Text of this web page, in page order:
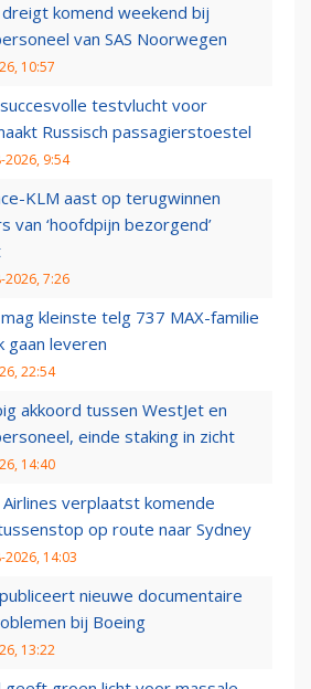
dreigt komend weekend bij
van SAS Noorwegen
10:57
testvlucht voor
Russisch passagierstoestel
2026, 9:54
KLM aast op terugwinnen
van ‘hoofdpijn bezorgend’
2026, 7:26
kleinste telg 737 MAX-familie
gaan leveren
22:54
akkoord tussen WestJet en
einde staking in zicht
14:40
Airlines verplaatst komende
op route naar Sydney
2026, 14:03
nieuwe documentaire
bij Boeing
13:22